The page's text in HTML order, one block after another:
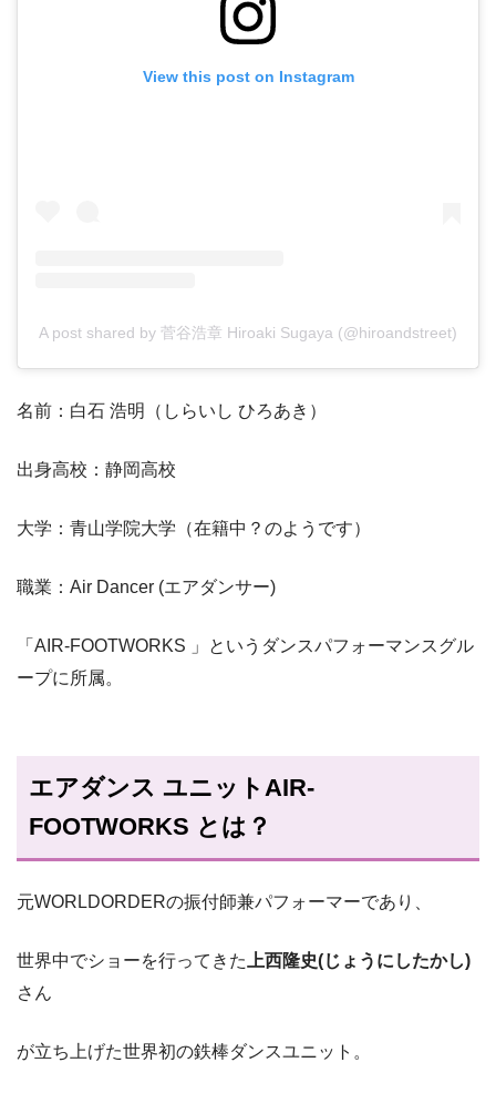
View this post on Instagram
A post shared by 菅谷浩章 Hiroaki Sugaya (@hiroandstreet)
名前：白石 浩明（しらいし ひろあき）
出身高校：静岡高校
大学：青山学院大学（在籍中？のようです）
職業：Air Dancer (エアダンサー)
「AIR-FOOTWORKS 」というダンスパフォーマンスグル
ープに所属。
エアダンス ユニットAIR-
FOOTWORKS とは？
元WORLDORDERの振付師兼パフォーマーであり、
世界中でショーを行ってきた
上西隆史(じょうにしたかし)
さん
が立ち上げた世界初の鉄棒ダンスユニット。